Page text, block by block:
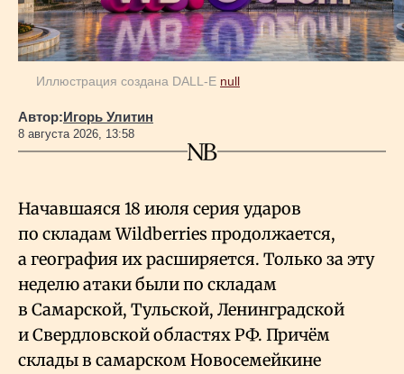
Иллюстрация создана DALL-E null
Автор:Игорь Улитин
8 августа 2026, 13:58
Начавшаяся 18 июля серия ударов
по складам Wildberries продолжается,
а география их расширяется. Только за эту
неделю атаки были по складам
в Самарской, Тульской, Ленинградской
и Свердловской областях РФ. Причём
склады в самарском Новосемейкине